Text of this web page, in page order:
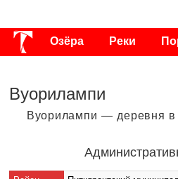
Озёра Реки
Вуорилампи
Вуорилампи — деревня в